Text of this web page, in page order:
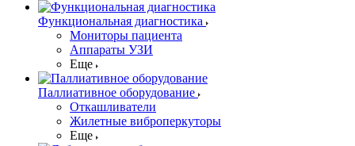
Функциональная диагностика
Мониторы пациента
Аппараты УЗИ
Еще
Паллиативное оборудование
Откашливатели
Жилетные виброперкуторы
Еще